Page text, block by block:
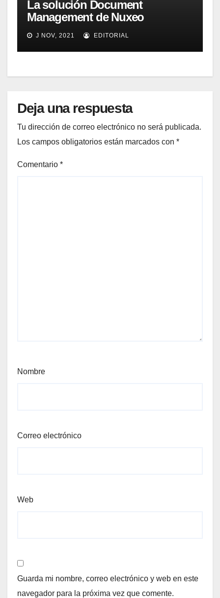
La solución Document
Management de Nuxeo
incorporó firma digital
J NOV, 2021 EDITORIAL
Deja una respuesta
Tu dirección de correo electrónico no será publicada.
Los campos obligatorios están marcados con *
Comentario *
Nombre
Correo electrónico
Web
Guarda mi nombre, correo electrónico y web en este
navegador para la próxima vez que comente.